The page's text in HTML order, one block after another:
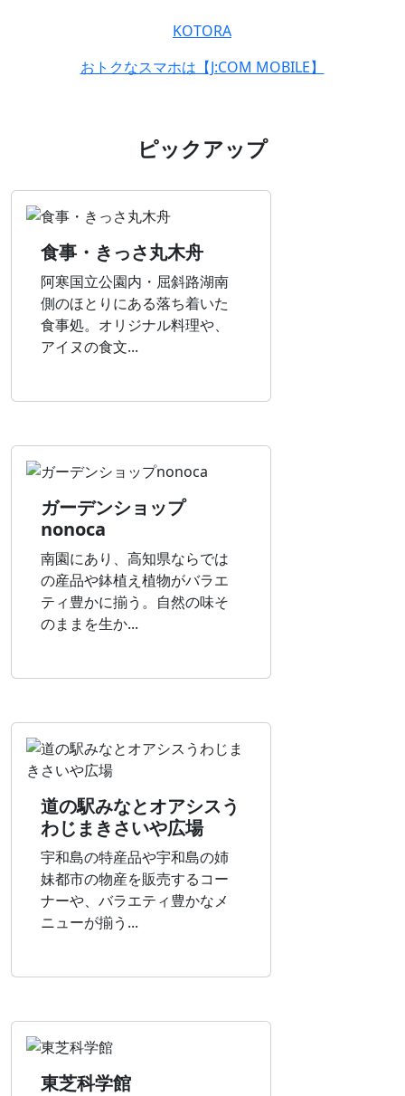
KOTORA
おトクなスマホは【J:COM MOBILE】
ピックアップ
食事・きっさ丸木舟
阿寒国立公園内・屈斜路湖南
側のほとりにある落ち着いた
食事処。オリジナル料理や、
アイヌの食文...
ガーデンショップ
nonoca
南園にあり、高知県ならでは
の産品や鉢植え植物がバラエ
ティ豊かに揃う。自然の味そ
のままを生か...
道の駅みなとオアシスう
わじまきさいや広場
宇和島の特産品や宇和島の姉
妹都市の物産を販売するコー
ナーや、バラエティ豊かなメ
ニューが揃う...
東芝科学館